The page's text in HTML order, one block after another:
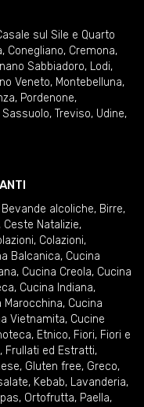
sul Sile e Quarto
, Conegliano, Cremona,
Sabbiadoro, Lodi,
Veneto, Montebelluna,
, Pordenone,
Sassuolo, Treviso, Udine,
Bevande alcoliche, Birre,
, Ceste Natalizie,
, Colazioni,
Balcanica, Cucina
, Cucina Creola, Cucina
, Cucina Indiana,
Marocchina, Cucina
Vietnamita, Cucine
, Etnico, Fiori, Fiori e
, Frullati ed Estratti,
, Gluten free, Greco,
, Kebab, Lavanderia,
, Ortofrutta, Paella,